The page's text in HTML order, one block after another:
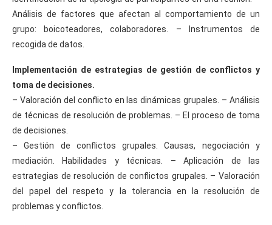
Análisis de factores que afectan al comportamiento de un
grupo: boicoteadores, colaboradores. – Instrumentos de
recogida de datos.
Implementación de estrategias de gestión de conflictos y
toma de decisiones.
– Valoración del conflicto en las dinámicas grupales. – Análisis
de técnicas de resolución de problemas. – El proceso de toma
de decisiones.
– Gestión de conflictos grupales. Causas, negociación y
mediación. Habilidades y técnicas. – Aplicación de las
estrategias de resolución de conflictos grupales. – Valoración
del papel del respeto y la tolerancia en la resolución de
problemas y conflictos.